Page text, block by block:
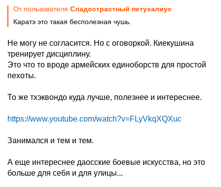
От пользователя Сладострастный петухалиус
Каратэ это такая бесполезная чушь.
Не могу не согласится. Но с оговоркой. Киекушина
тренирует дисциплину.
Это что то вроде армейских единоборств для простой
пехоты.
То же тхэквондо куда лучше, полезнее и интереснее.
https://www.youtube.com/watch?v=FLyVkqXQXuc
Занимался и тем и тем.
А еще интереснее даосские боевые искусства, но это
больше для себя и для улицы...